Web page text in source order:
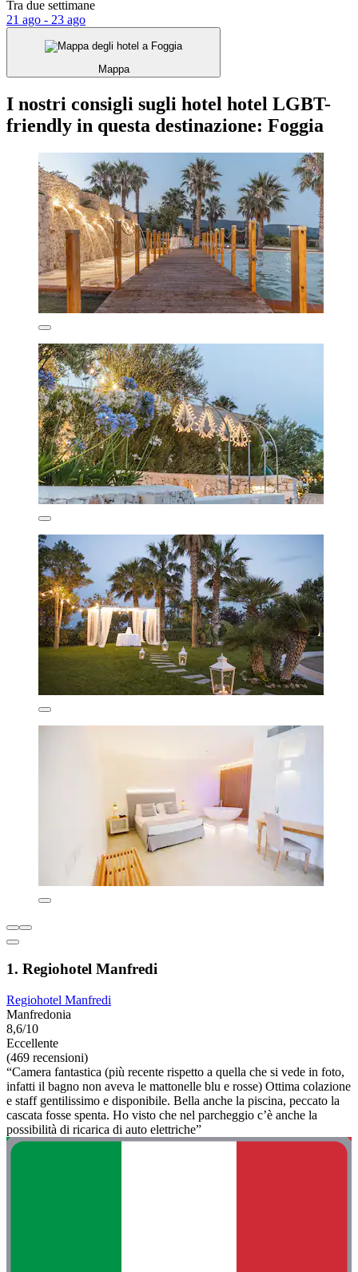
Tra due settimane
21 ago - 23 ago
Mappa
I nostri consigli sugli hotel hotel LGBT-
friendly in questa destinazione: Foggia
1. Regiohotel Manfredi
Regiohotel Manfredi
Manfredonia
8,6/10
Eccellente
(469 recensioni)
“Camera fantastica (più recente rispetto a quella che si vede in foto,
infatti il bagno non aveva le mattonelle blu e rosse) Ottima colazione
e staff gentilissimo e disponibile. Bella anche la piscina, peccato la
cascata fosse spenta. Ho visto che nel parcheggio c’è anche la
possibilità di ricarica di auto elettriche”